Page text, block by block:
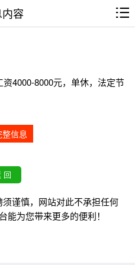
容
4000-8000元，单休，法定节
信息
谨慎，网站对此不承担任何
能为您带来更多的便利！